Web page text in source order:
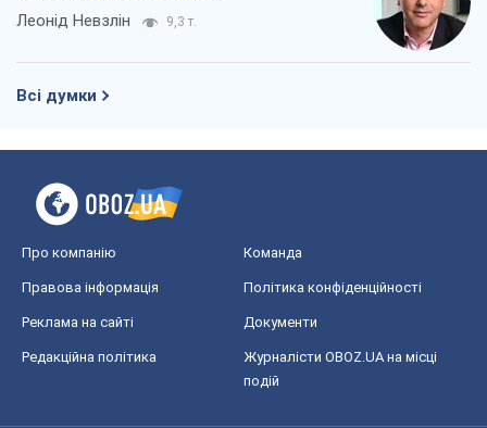
Леонід Невзлін 9,3 т.
Всі думки
Про компанію Команда
Правова інформація Політика конфіденційності
Реклама на сайті Документи
Редакційна політика
Журналісти OBOZ.UA на місці
подій